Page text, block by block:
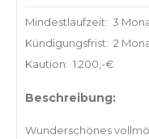
Mindestlaufzeit: 3
Kündigungsfrist: 2
Kaution: 1.200,-€
Beschreibung:
Wunderschönes